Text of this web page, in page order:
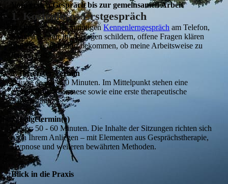
Vom ersten Gespräch bis zur gemeinsamen Arbeit
1. Kostenloses Erstgespräch
In einem etwa 15-minütigenKennenlerngespräch am Telefon,
können Sie mir Ihr Anliegen schildern, offene Fragen klären
und ein Gefühl dafür bekommen, ob meine Arbeitsweise zu
Ihnen passt.
2. Ihr erster Termin
Dauer: ca. 60 - 90 Minuten. Im Mittelpunkt stehen eine
ausführliche Anamnese sowie eine erste therapeutische
Anwendung.
3. Folgetermin(e)
Dauer: 50 - 60 Minuten. Die Inhalte der Sitzungen richten sich
nach Ihrem Anliegen – mit Elementen aus Gesprächstherapie,
Hypnose und weiteren bewährten Methoden.
Blick in die Praxis